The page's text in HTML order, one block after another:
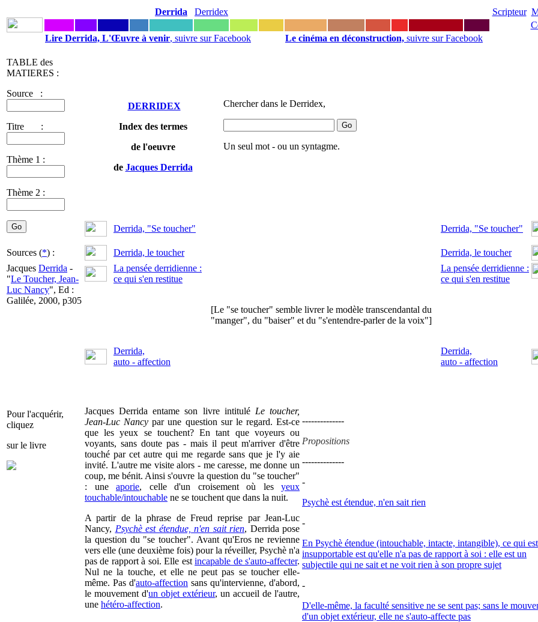
Derrida Derridex Scripteur
Lire Derrida, L'Œuvre à venir, suivre sur Facebook Le cinéma en déconstruction, suivre sur Facebook
TABLE des
MATIERES :
Source :
Titre :
Thème 1 :
Thème 2 :
DERRIDEX
Index des termes
de l'oeuvre
de Jacques Derrida
Chercher dans le Derridex,
Un seul mot - ou un syntagme.
Derrida, "Se toucher" Derrida, "Se toucher"
Sources (*) : Derrida, le toucher
Derrida, le toucher
Jacques Derrida -
"Le Toucher, Jean-
Luc Nancy", Ed :
Galilée, 2000, p305
La pensée derridienne :
ce qui s'en restitue
[Le "se toucher" semble livrer le modèle transcendantal du
"manger", du "baiser" et du "s'entendre-parler de la voix"]
La pensée derridienne :
ce qui s'en restitue
Derrida,
auto - affection
Derrida,
auto - affection
Jacques Derrida entame son livre intitulé Le toucher,
Jean-Luc Nancy par une question sur le regard. Est-ce
que les yeux se touchent? En tant que voyeurs ou
voyants, sans doute pas - mais il peut m'arriver d'être
touché par cet autre qui me regarde sans que je l'y aie
invité. L'autre me visite alors - me caresse, me donne un
coup, me bénit. Ainsi s'ouvre la question du "se toucher"
: une aporie, celle d'un croisement où les yeux
touchable/intouchable ne se touchent que dans la nuit.
A partir de la phrase de Freud reprise par Jean-Luc
Nancy, Psychè est étendue, n'en sait rien, Derrida pose
la question du "se toucher". Avant qu'Eros ne revienne
vers elle (une deuxième fois) pour la réveiller, Psychè n'a
pas de rapport à soi. Elle estincapable de s'auto-affecter.
Nul ne la touche, et elle ne peut pas se toucher elle-
même. Pas d'auto-affection sans qu'intervienne, d'abord,
le mouvement d'un objet extérieur, un accueil de l'autre,
une hétéro-affection.
--------------
Propositions
--------------
-
Psychè est étendue, n'en sait rien
-
En Psychè étendue (intouchable, intacte, intangible), ce qui est
insupportable est qu'elle n'a pas de rapport à soi : elle est un
subjectile qui ne sait et ne voit rien à son propre sujet
-
D'elle-même, la faculté sensitive ne se sent pas; sans le
d'un objet extérieur, elle ne s'auto-affecte pas
Pour l'acquérir,
cliquez
sur le livre